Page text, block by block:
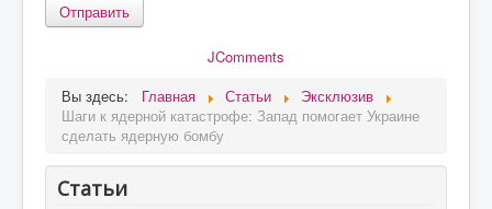
Отправить
JComments
Вы здесь:
Главная Статьи
Эксклюзив
Шаги к ядерной катастрофе: Запад помогает Украине
сделать ядерную бомбу
Статьи